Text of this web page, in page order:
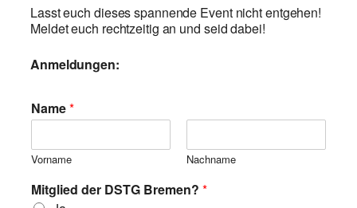
Lasst euch dieses spannende Event nicht entgehen!
Meldet euch rechtzeitig an und seid dabei!
Anmeldungen:
Name*
Vorname Nachname
Mitglied der DSTG Bremen? *